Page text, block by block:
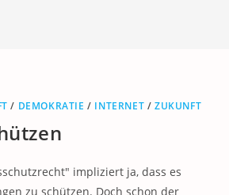
/ DEMOKRATIE / INTERNET /ZUKUNFT
impliziert ja, dass es
zu schützen. Doch schon der